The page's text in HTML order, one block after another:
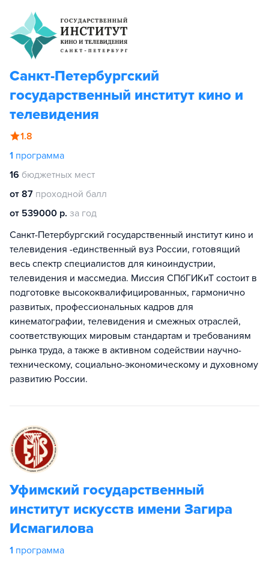
Санкт-Петербургский
государственный институт кино и
телевидения
1.8
1 программа
16 бюджетных мест
от 87 проходной балл
от 539000 р. за год
Санкт-Петербургский государственный институт кино и
телевидения -единственный вуз России, готовящий
весь спектр специалистов для киноиндустрии,
телевидения и массмедиа. Миссия СПбГИКиТ состоит в
подготовке высококвалифицированных, гармонично
развитых, профессиональных кадров для
кинематографии, телевидения и смежных отраслей,
соответствующих мировым стандартам и требованиям
рынка труда, а также в активном содействии научно-
техническому, социально-экономическому и духовному
развитию России.
Уфимский государственный
институт искусств имени Загира
Исмагилова
1 программа